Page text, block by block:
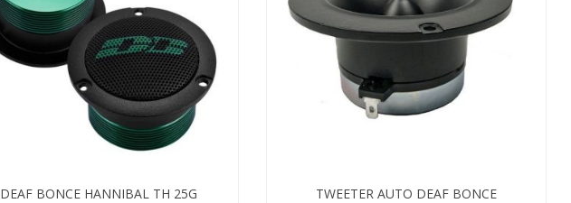
DEAF BONCE HANNIBAL TH 25G
TWEETER AUTO DEAF BONCE